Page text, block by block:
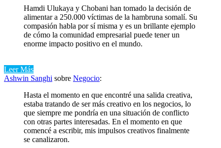
Hamdi Ulukaya y Chobani han tomado la decisión de
alimentar a 250.000 víctimas de la hambruna somalí. Su
compasión habla por sí misma y es un brillante ejemplo
de cómo la comunidad empresarial puede tener un
enorme impacto positivo en el mundo.
Leer Más
Ashwin Sanghi sobre Negocio:
Hasta el momento en que encontré una salida creativa,
estaba tratando de ser más creativo en los negocios, lo
que siempre me pondría en una situación de conflicto
con otras partes interesadas. En el momento en que
comencé a escribir, mis impulsos creativos finalmente
se canalizaron.